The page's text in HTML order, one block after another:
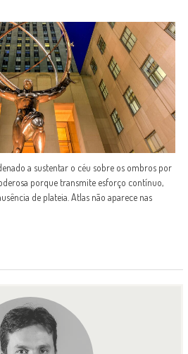
a sustentar o céu sobre os ombros por
porque transmite esforço contínuo,
de plateia. Atlas não aparece nas